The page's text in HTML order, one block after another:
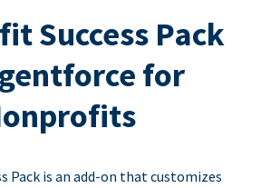
Success Pack
for
Pack is an add-on that customizes